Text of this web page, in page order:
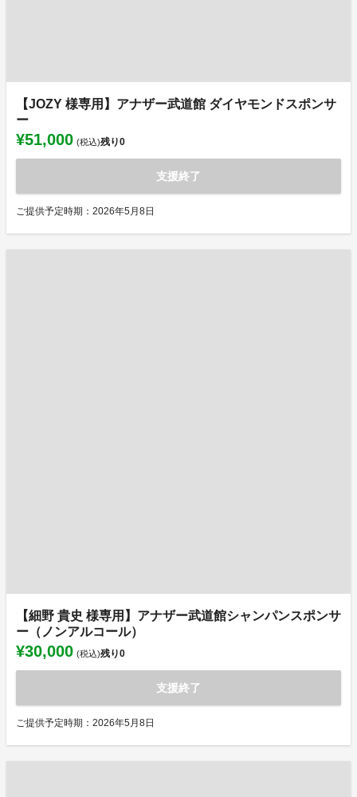
【JOZY 様専用】アナザー武道館 ダイヤモンドスポンサ
ー
¥51,000 (税込)残り0
支援終了
ご提供予定時期：2026年5月8日
【細野 貴史 様専用】アナザー武道館シャンパンスポンサ
ー（ノンアルコール）
¥30,000 (税込)残り0
支援終了
ご提供予定時期：2026年5月8日